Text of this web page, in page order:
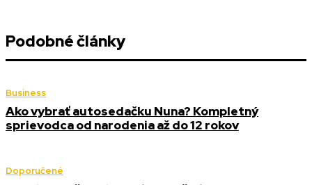
Podobné články
Business
Ako vybrať autosedačku Nuna? Kompletný
sprievodca od narodenia až do 12 rokov
Doporučené